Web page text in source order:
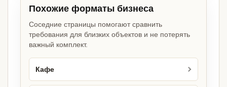
Похожие форматы бизнеса
Соседние страницы помогают сравнить
требования для близких объектов и не потерять
важный комплект.
Кафе